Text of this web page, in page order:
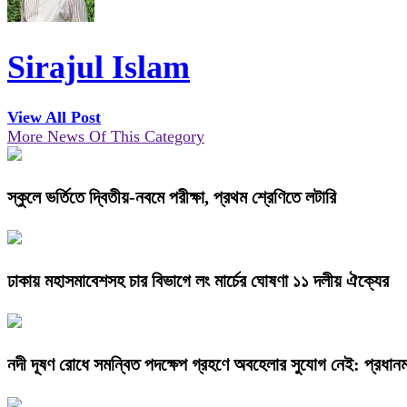
Sirajul Islam
View All Post
More News Of This Category
স্কুলে ভর্তিতে দ্বিতীয়-নবমে পরীক্ষা, প্রথম শ্রেণিতে লটারি
ঢাকায় মহাসমাবেশসহ চার বিভাগে লং মার্চের ঘোষণা ১১ দলীয় ঐক্যের
নদী দূষণ রোধে সমন্বিত পদক্ষেপ গ্রহণে অবহেলার সুযোগ নেই: